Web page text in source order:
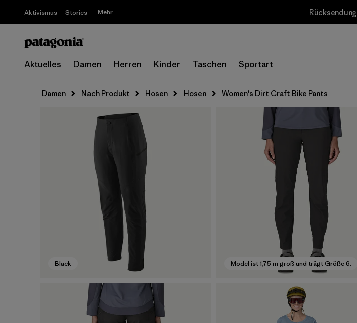
Aktivismus Stories Mehr Rücksendung
Aktuelles Damen Herren Kinder Taschen Sportart
Damen Nach Produkt Hosen Hosen Women's Dirt Craft Bike Pants
Black Model ist 1,75 m groß und trägt Größe 6.